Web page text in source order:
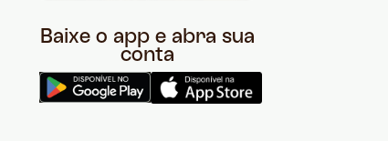
Baixe o app e abra sua
conta